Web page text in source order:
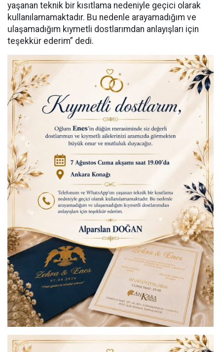
yaşanan teknik bir kısıtlama nedeniyle geçici olarak
kullanılamamaktadır. Bu nedenle arayamadığım ve
ulaşamadığım kıymetli dostlarımdan anlayışları için
teşekkür ederim” dedi.